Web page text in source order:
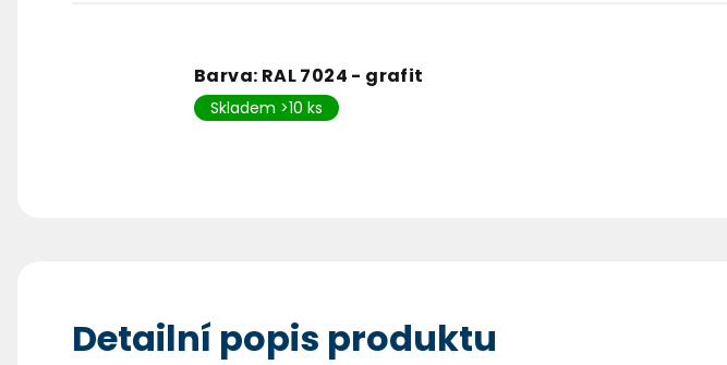
Barva: RAL 7024 - grafit
Skladem >10 ks
Detailní popis produktu